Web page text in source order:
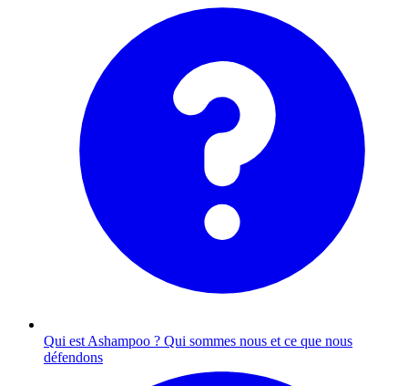
Qui est Ashampoo ? Qui sommes nous et ce que nous
défendons